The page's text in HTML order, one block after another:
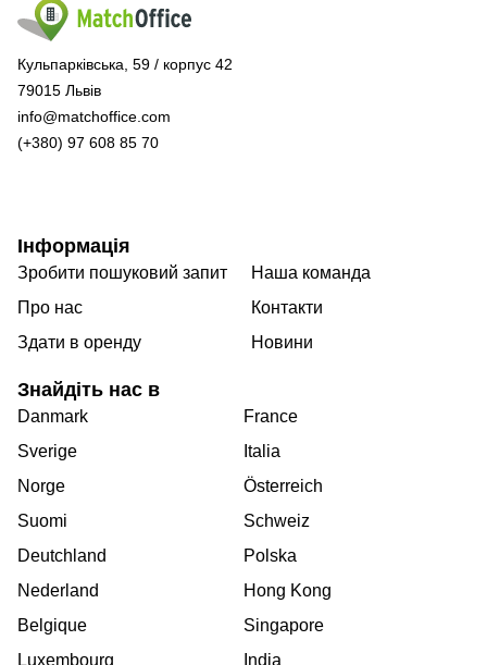
Кульпарківська, 59 / корпус 42
79015 Львів
info@matchoffice.com
(+380) 97 608 85 70
Інформація
Зробити пошуковий запит
Про нас
Здати в оренду
Наша команда
Контакти
Новини
Знайдіть нас в
Danmark
Sverige
Norge
Suomi
Deutchland
Nederland
Belgique
Luxembourg
France
Italia
Österreich
Schweiz
Polska
Hong Kong
Singapore
India